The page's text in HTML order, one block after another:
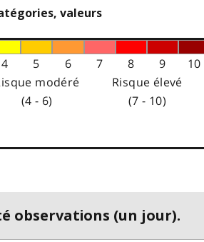
valeurs
4 5 6 7 8 9
10
modéré
(4 - 6)
Risque élevé
(7 - 10)
observations (un jour).